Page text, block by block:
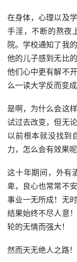
在身体，心理以及
手淫，不断的熬夜
院。学校通知了我
他的儿子感到无比
他们心中更有解不
么一读大学反而变成
是啊，为什么会这
试过去改变，但无
以前根本就没找到
力，怎么会有效果呢
这十年期间，外有
卑，良心也常常不
事业一无所成！无
结果始终不尽人意
轮的无情而强大！
然而天无绝人之路！